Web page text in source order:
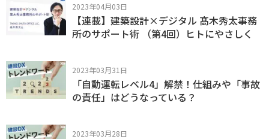
2023年04月03日
【連載】建築設計×デジタル 髙木秀太事務
所のサポート術 （第4回）ヒトにやさしく
2023年03月31日
「自動運転レベル4」解禁！仕組みや「事故
の責任」はどうなっている？
2023年03月28日